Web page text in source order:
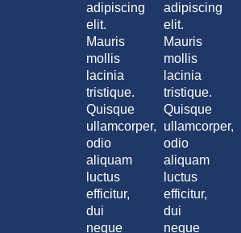
adipiscing
elit.
Mauris
mollis
lacinia
tristique.
Quisque
ullamcorper,
odio
aliquam
luctus
efficitur,
dui
neque
adipiscing
elit.
Mauris
mollis
lacinia
tristique.
Quisque
ullamcorper,
odio
aliquam
luctus
efficitur,
dui
neque